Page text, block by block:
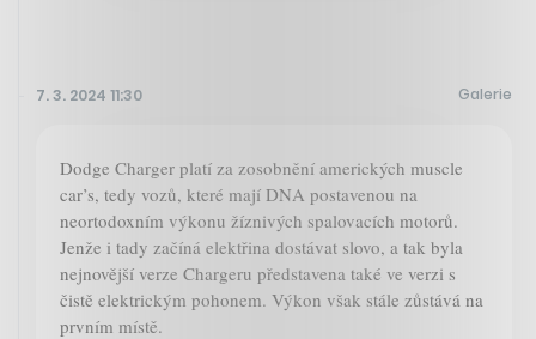
7. 3. 2024 11:30 Galerie
Dodge Charger platí za zosobnění amerických muscle
car’s, tedy vozů, které mají DNA postavenou na
neortodoxním výkonu žíznivých spalovacích motorů.
Jenže i tady začíná elektřina dostávat slovo, a tak byla
nejnovější verze Chargeru představena také ve verzi s
čistě elektrickým pohonem. Výkon však stále zůstává na
prvním místě.